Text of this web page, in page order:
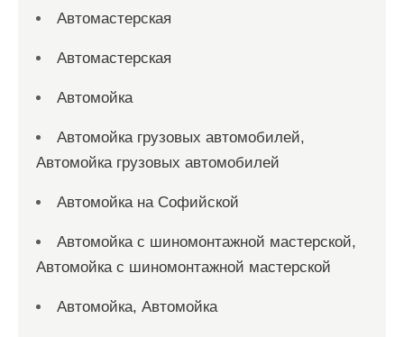
Автомастерская
Автомастерская
Автомойка
Автомойка грузовых автомобилей,
Автомойка грузовых автомобилей
Автомойка на Софийской
Автомойка с шиномонтажной мастерской,
Автомойка с шиномонтажной мастерской
Автомойка, Автомойка